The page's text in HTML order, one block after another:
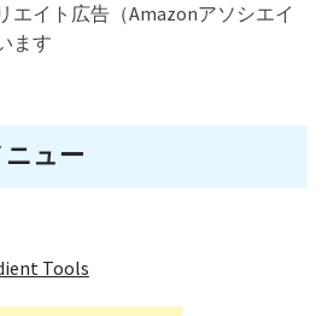
エイト広告（Amazonアソシエイ
ます
ニュー
Tools